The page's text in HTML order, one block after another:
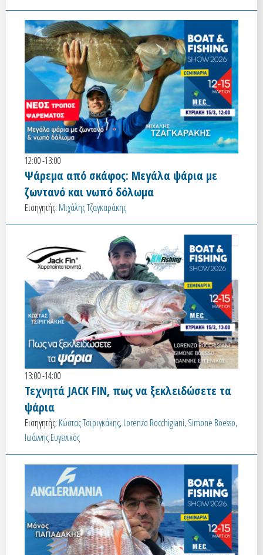
12:00 -13:00
Ψάρεμα από σκάφος: Μεγάλα ψάρια με
ζωντανό και νωπό δόλωμα
Εισηγητής: Μιχάλης Τζαγκαράκης
13:00 -14:00
Τεχνητά JACK FIN, πως να ξεκλειδώσετε τα
ψάρια
Εισηγητής: Κώστας Τσιριγκάκης, Lorenzo Rocchigiani, Simone Boesso,
Ιωάννης Ευγενικός